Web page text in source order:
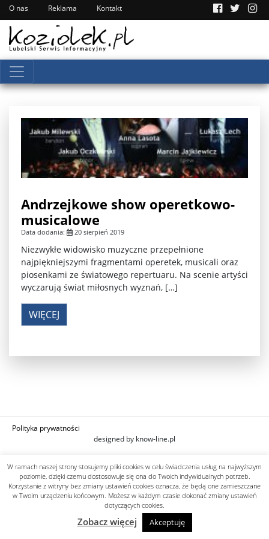
O nas Reklama Kontakt
Andrzejkowe show operetkowo-
musicalowe
Data dodania: 20 sierpień 2019
Niezwykłe widowisko muzyczne przepełnione
najpiękniejszymi fragmentami operetek, musicali oraz
piosenkami ze światowego repertuaru. Na scenie artyści
wyczarują świat miłosnych wyznań, […]
WIĘCEJ
Polityka prywatności
designed by know-line.pl
W ramach naszej strony stosujemy pliki cookies w celu świadczenia usług na najwyższym
poziomie, dzięki czemu dostosowuje się ona do Twoich indywidualnych potrzeb.
Korzystanie z witryny bez zmiany ustawień cookies oznacza, że będą one zamieszczane
w Twoim urządzeniu końcowym. Możesz w każdym czasie dokonać zmiany ustawień
dotyczących cookies.
Zobacz więcej Akceptuję